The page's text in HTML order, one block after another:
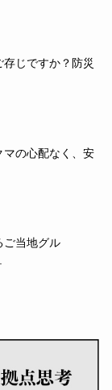
じですか？防災
マの心配なく、安
ご当地グル